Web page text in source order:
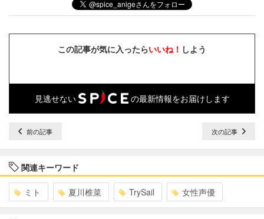
この記事が気に入ったらいいね！ しよう
見逃せない の最新情報をお届けします
前の記事 次の記事
関連キーワード
ミト 夏川椎菜 TrySail 女性声優